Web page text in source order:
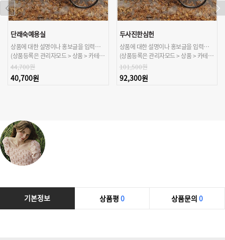
단래숙예용실
상품에 대한 설명이나 홍보글을 입력해주세요.
(상품등록은 관리자모드 > 상품 > 카테고리/상품관리 > 상품등록 가능)
44,700원
40,700원
두사진한심헌
상품에 대한 설명이나 홍보글을 입력해주세요.
(상품등록은 관리자모드 > 상품 > 카테고리/상품관리 > 상품등록 가능)
101,500원
92,300원
기본정보 상품평 0 상품문의 0